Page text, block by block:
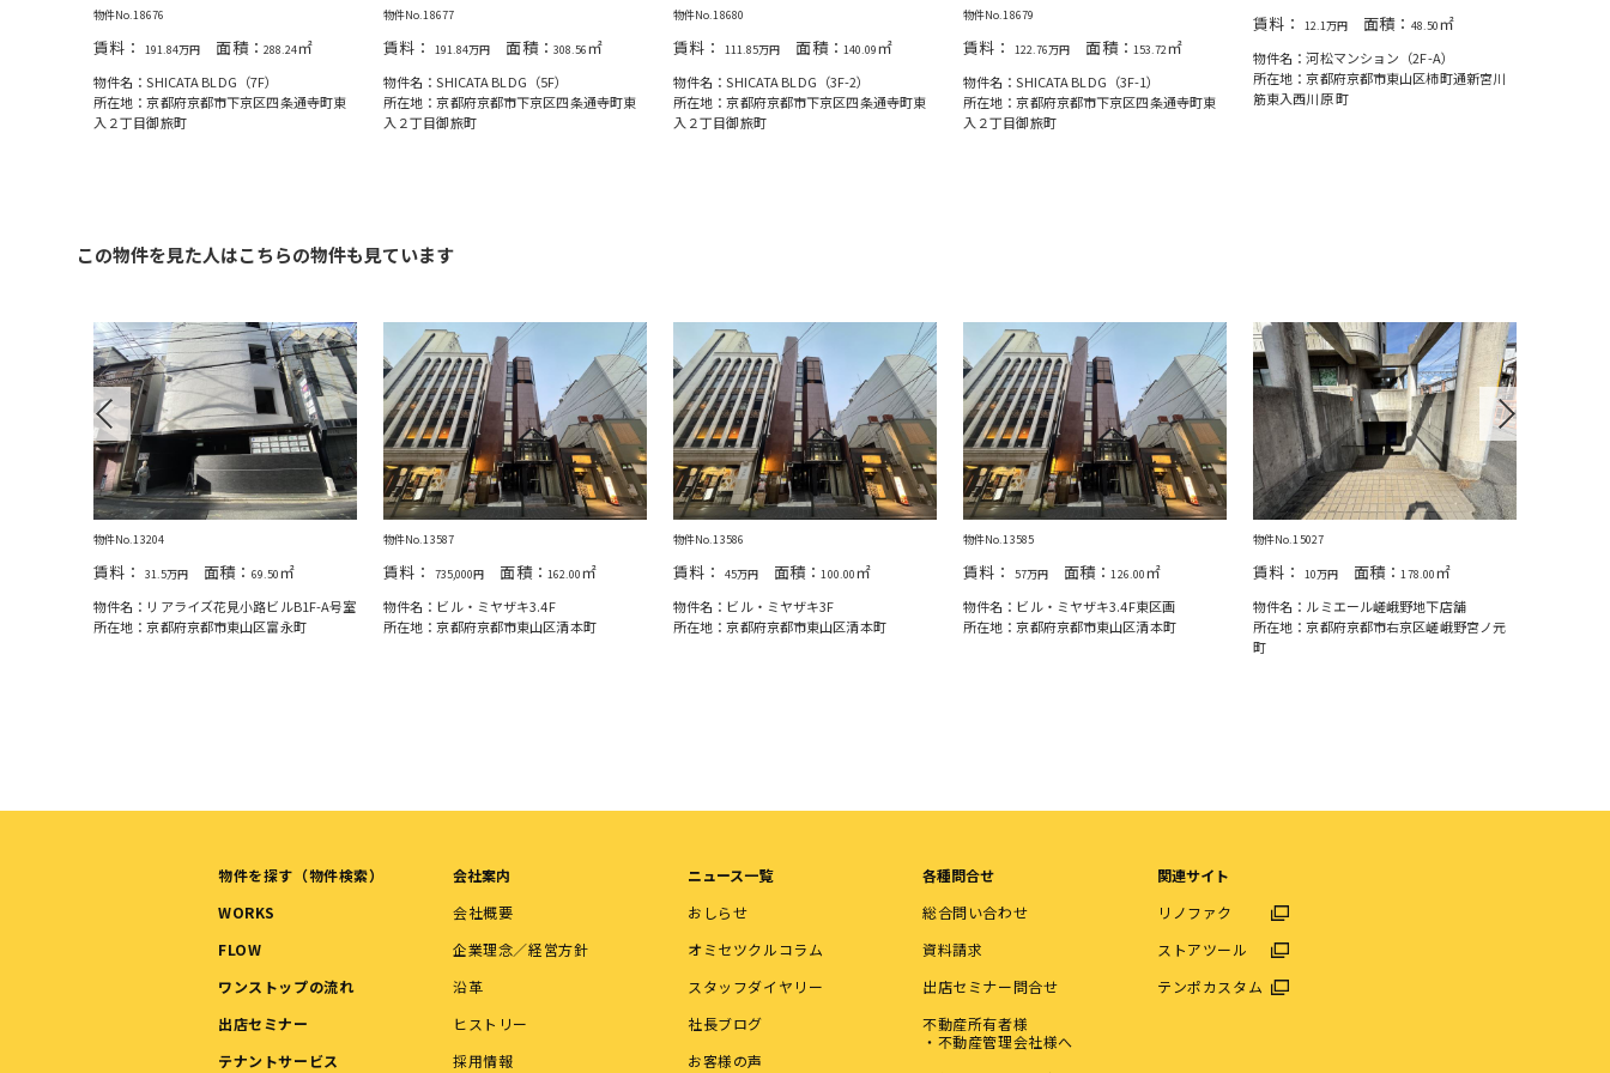
物件No.18676
賃料： 191.84万円 面積： 288.24㎡
物件名：SHICATA BLDG（7F）
所在地：京都府京都市下京区四条通寺町東
入２丁目御旅町
物件No.18677
賃料： 191.84万円 面積： 308.56㎡
物件名：SHICATA BLDG（5F）
所在地：京都府京都市下京区四条通寺町東
入２丁目御旅町
物件No.18680
賃料： 111.85万円 面積： 140.09㎡
物件名：SHICATA BLDG（3F-2）
所在地：京都府京都市下京区四条通寺町東
入２丁目御旅町
物件No.18679
賃料： 122.76万円 面積： 153.72㎡
物件名：SHICATA BLDG（3F-1）
所在地：京都府京都市下京区四条通寺町東
入２丁目御旅町
賃料： 12.1万円 面積： 48.50㎡
物件名：河松マンション（2F-A）
所在地：京都府京都市東⼭区柿町通新宮川
筋東⼊⻄川原 町
この物件を見た人はこちらの物件も見ています
Previous
物件No.13204
賃料： 31.5万円 面積： 69.50㎡
物件名：リアライズ花見小路ビルB1F-A号室
所在地：京都府京都市東山区富永町
物件No.13587
賃料： 735,000円 面積： 162.00㎡
物件名：ビル・ミヤザキ3.4F
所在地：京都府京都市東山区清本町
物件No.13586
賃料： 45万円面積：100.00㎡
物件名：ビル・ミヤザキ3F
所在地：京都府京都市東山区清本町
物件No.13585
賃料： 57万円面積：126.00㎡
物件名：ビル・ミヤザキ3.4F東区画
所在地：京都府京都市東山区清本町
物件No.15027
賃料： 10万円面積：178.00㎡
物件名：ルミエール嵯峨野地下店舗
所在地：京都府京都市右京区嵯峨野宮ノ元
町
物件を探す（物件検索）
WORKS
FLOW
ワンストップの流れ
出店セミナー
テナントサービス
会社案内
会社概要
企業理念／経営方針
沿革
ヒストリー
採用情報
ニュース一覧
おしらせ
オミセツクルコラム
スタッフダイヤリー
社長ブログ
お客様の声
各種問合せ
総合問い合わせ
資料請求
出店セミナー問合せ
不動産所有者様
・不動産管理会社様へ
関連サイト
リノファク
ストアツール
テンポカスタム